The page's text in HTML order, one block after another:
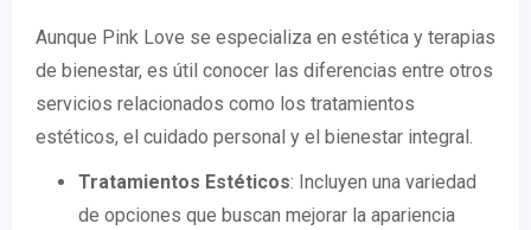
Aunque Pink Love se especializa en estética y terapias
de bienestar, es útil conocer las diferencias entre otros
servicios relacionados como los tratamientos
estéticos, el cuidado personal y el bienestar integral.
Tratamientos Estéticos: Incluyen una variedad
de opciones que buscan mejorar la apariencia